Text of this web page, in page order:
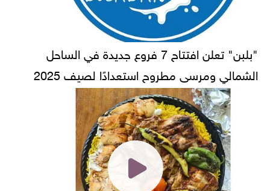
"بلبن" تعلن افتتاح 7 فروع جديدة في الساحل
الشمالي ومرسى مطروح استعدادًا لصيف 2025